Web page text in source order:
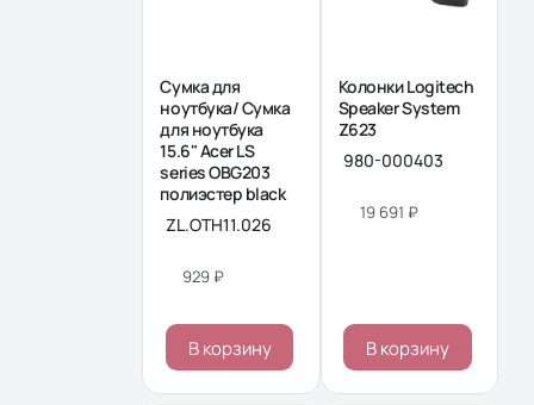
Сумка для
ноутбука/ Сумка
для ноутбука
15.6" Acer LS
series OBG203
полиэстер black
ZL.OTH11.026
929 ₽
В корзину
Колонки Logitech
Speaker System
Z623
980-000403
19 691 ₽
В корзину